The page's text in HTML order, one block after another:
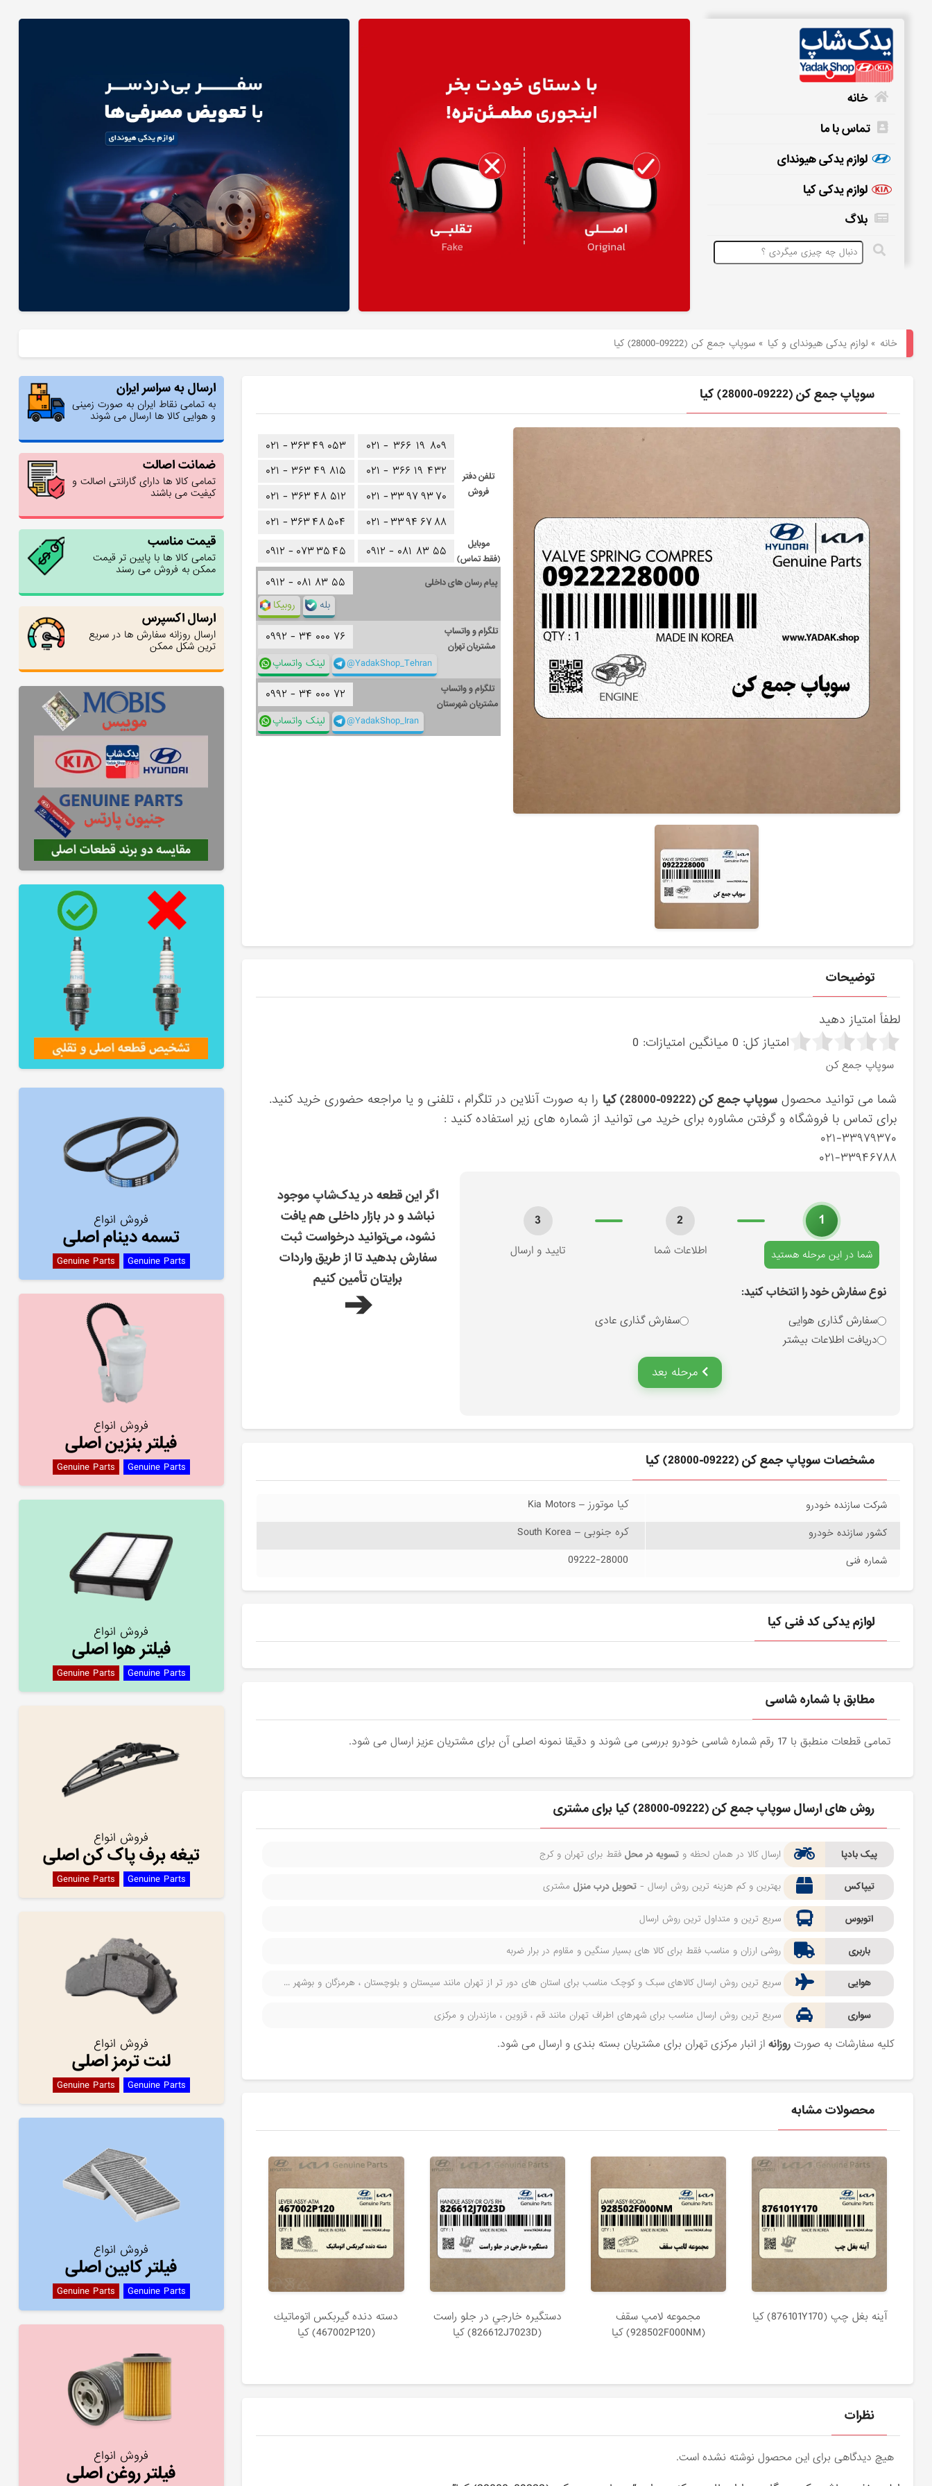
لوازم
خانه
تماس با ما
لوازم یدکی هیوندای
لوازم یدکی کیا
بلاگ
خانه »لوازم یدکی هیوندای و کیا »سوپاپ جمع كن (09222-28000) کیا
ارسال به سراسر ایران
به تمامی نقاط ایران به صورت زمینی
و هوایی کالا ها ارسال می شوند
ضمانت اصالت
تمامی کالا ها دارای گارانتی اصالت و
کیفیت می باشند
قیمت مناسب
تمامی کالا ها با پایین تر قیمت
ممکن به فروش می رسند
ارسال اکسپرس
ارسال روزانه سفارش ها در سریع
ترین شکل ممکن
سوپاپ جمع كن (09222-28000) کیا
تلفن دفتر
فروش
۰۲۱ - ۳۶۶ ۱۹ ۸۰۹
۰۲۱ - ۳۶۶ ۱۹ ۴۳۲
۰۲۱ -۳۳۹۷۹۳۷۰
۰۲۱ -۳۳۹۴ ۶۷۸۸
۰۲۱ - ۳۶۳۴۹ ۰۵۳
۰۲۱ - ۳۶۳ ۴۹ ۸۱۵
۰۲۱ - ۳۶۳ ۴۸ ۵۱۲
۰۲۱ - ۳۶۳۴۸۵۰۴
موبایل
(فقط تماس)
۰۹۱۲ - ۰۸۱ ۸۳ ۵۵ ۰۹۱۲ - ۰۷۳۳۵ ۴۵
پیام رسان های داخلی ۰۹۱۲ - ۰۸۱ ۸۳ ۵۵
روبیکا بله
تلگرام و واتساپ
مشتریان تهران
۰۹۹۲ - ۳۴ ۰۰۰ ۷۶
لینک واتساپ @YadakShop_Tehran
تلگرام و واتساپ
مشتریان شهرستان
۰۹۹۲ - ۳۴ ۰۰۰ ۷۲
لینک واتساپ @YadakShop_Iran
توضیحات
لطفاً امتیاز دهید
امتیاز کل: 0 میانگین امتیازات: 0
سوپاپ جمع كن
شما می توانید محصولسوپاپ جمع كن (09222-28000) کیا
را به صورت آنلاین در تلگرام ، تلفنی و یا مراجعه حضوری خرید کنید.
برای تماس با فروشگاه و گرفتن مشاوره برای خرید می توانید از شماره های زیر استفاده کنید :
۰۲۱-۳۳۹۷۹۳۷۰
۰۲۱-۳۳۹۴۶۷۸۸
اگر این قطعه در یدک‌شاپ موجود
نباشد و در بازار داخلی هم یافت
نشود، می‌توانید درخواست ثبت
سفارش بدهید تا از طریق واردات
برایتان تأمین کنیم
➔
1
انتخاب نوع سفارش
شما در این مرحله هستید
2
اطلاعات شما
3
تایید و ارسال
نوع سفارش خود را انتخاب کنید:
سفارش گذاری هوایی
سفارش گذاری عادی
دریافت اطلاعات بیشتر
مرحله بعد
مشخصات سوپاپ جمع كن (09222-28000) کیا
شرکت سازنده خودرو کیا موتورز – Kia Motors
کشور سازنده خودرو کره جنوبی – South Korea
شماره فنی 09222-28000
لوازم یدکی کد فنی کیا
مطابق با شماره شاسی
تمامی قطعات منطبق با 17 رقم شماره شاسی خودرو بررسی می شوند و دقیقا نمونه اصلی آن برای مشتریان عزیز ارسال می شود.
روش های ارسال سوپاپ جمع كن (09222-28000) کیا برای مشتری
پیک بادپا ارسال کالا در همان لحظه وتسویه در محل فقط برای تهران و کرج
تیپاکس بهترین و کم هزینه ترین روش ارسال -تحویل درب منزل مشتری
اتوبوس سریع ترین و متداول ترین روش ارسال
باربری روشی ارزان و مناسب فقط برای کالا های بسیار سنگین و مقاوم در برار ضربه
هوایی سریع ترین روش ارسال کالاهای سبک و کوچک مناسب برای استان های دور تر از تهران مانند سیستان و بلوچستان ، هرمزگان و بوشهر ...
سواری سریع ترین روش ارسال مناسب برای شهرهای اطراف تهران مانند قم ، قزوین ، مازندران و مرکزی
کلیه سفارشات به صورتروزانه از انبار مرکزی تهران برای مشتریان بسته بندی و ارسال می شود.
محصولات مشابه
آينه بغل چپ (876101Y170) کیا
مجموعه لامپ سقف
(928502F000NM) کیا
دستگيره خارجي در جلو راست
(826612J7023D) کیا
دسته دنده گيربكس اتوماتيك
(467002P120) کیا
نظرات
هیچ دیدگاهی برای این محصول نوشته نشده است.
فروش انواع
تسمه دینام اصلی
Genuine Parts Genuine Parts
فروش انواع
فیلتر بنزین اصلی
Genuine Parts Genuine Parts
فروش انواع
فیلتر هوا اصلی
Genuine Parts Genuine Parts
فروش انواع
تیغه برف پاک کن اصلی
Genuine Parts Genuine Parts
فروش انواع
لنت ترمز اصلی
Genuine Parts Genuine Parts
فروش انواع
فیلتر کابین اصلی
Genuine Parts Genuine Parts
فروش انواع
فیلتر روغن اصلی